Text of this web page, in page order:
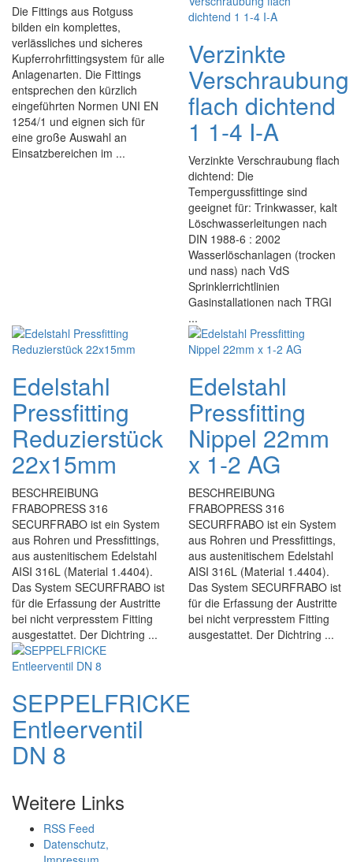
Die Fittings aus Rotguss
bilden ein komplettes,
verlässliches und sicheres
Kupferrohrfittingsystem für alle
Anlagenarten. Die Fittings
entsprechen den kürzlich
eingeführten Normen UNI EN
1254/1 und eignen sich für
eine große Auswahl an
Einsatzbereichen im ...
Verzinkte
Verschraubung
flach dichtend
1 1-4 I-A
Verzinkte Verschraubung flach
dichtend: Die
Tempergussfittinge sind
geeignet für: Trinkwasser, kalt
Löschwasserleitungen nach
DIN 1988-6 : 2002
Wasserlöschanlagen (trocken
und nass) nach VdS
Sprinklerrichtlinien
Gasinstallationen nach TRGI
...
Edelstahl
Pressfitting
Reduzierstück
22x15mm
BESCHREIBUNG
FRABOPRESS 316
SECURFRABO ist ein System
aus Rohren und Pressfittings,
aus austenitischem Edelstahl
AISI 316L (Material 1.4404).
Das System SECURFRABO ist
für die Erfassung der Austritte
bei nicht verpresstem Fitting
ausgestattet. Der Dichtring ...
Edelstahl
Pressfitting
Nippel 22mm
x 1-2 AG
BESCHREIBUNG
FRABOPRESS 316
SECURFRABO ist ein System
aus Rohren und Pressfittings,
aus austenitischem Edelstahl
AISI 316L (Material 1.4404).
Das System SECURFRABO ist
für die Erfassung der Austritte
bei nicht verpresstem Fitting
ausgestattet. Der Dichtring ...
SEPPELFRICKE
Entleerventil
DN 8
Weitere Links
RSS Feed
Datenschutz,